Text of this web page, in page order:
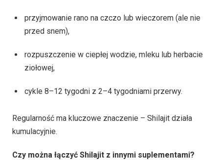
przyjmowanie rano na czczo lub wieczorem (ale nie
przed snem),
rozpuszczenie w ciepłej wodzie, mleku lub herbacie
ziołowej,
cykle 8–12 tygodni z 2–4 tygodniami przerwy.
Regularność ma kluczowe znaczenie – Shilajit działa
kumulacyjnie.
Czy można łączyć Shilajit z innymi suplementami?